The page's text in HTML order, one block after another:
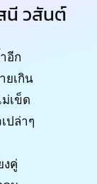
นี วสันต์
อีก
ยเกิน
เข็ด
ปล่าๆ
งคู่